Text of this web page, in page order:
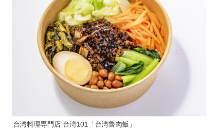
台湾料理専門店 台湾101「台湾魯肉飯」